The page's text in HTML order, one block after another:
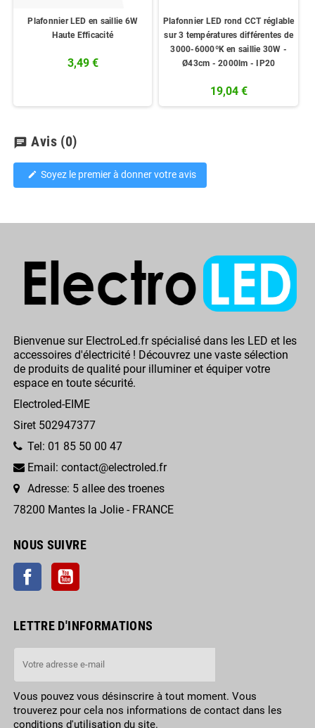
Plafonnier LED en saillie 6W
Haute Efficacité
3,49 €
Plafonnier LED rond CCT réglable
sur 3 températures différentes de
3000-6000ºK en saillie 30W -
Ø43cm - 2000lm - IP20
19,04 €
chat Avis (0)
edit Soyez le premier à donner votre avis
Bienvenue sur ElectroLed.fr spécialisé dans les LED et les
accessoires d'électricité ! Découvrez une vaste sélection
de produits de qualité pour illuminer et équiper votre
espace en toute sécurité.
Electroled-EIME
Siret 502947377
Tel: 01 85 50 00 47
Email: contact@electroled.fr
Adresse: 5 allee des troenes
78200 Mantes la Jolie - FRANCE
NOUS SUIVRE
FacebookYouTube
LETTRE D'INFORMATIONS
Vous pouvez vous désinscrire à tout moment. Vous
trouverez pour cela nos informations de contact dans les
conditions d'utilisation du site.